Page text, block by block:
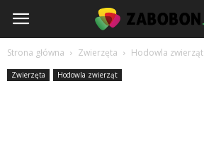
www.zabobon.pl
Strona główna Zwierzęta Hodowla zwierząt
Zwierzęta Hodowla zwierząt